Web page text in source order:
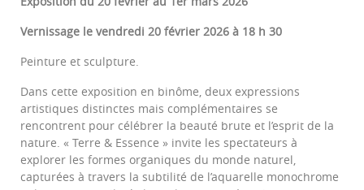
Vernissage le vendredi 20 février 2026 à 18 h 30
Peinture et sculpture.
Dans cette exposition en binôme, deux expressions
artistiques distinctes mais complémentaires se
rencontrent pour célébrer la beauté brute et l’esprit de la
nature. « Terre & Essence » invite les spectateurs à
explorer les formes organiques du monde naturel,
capturées à travers la subtilité de l’aquarelle monochrome